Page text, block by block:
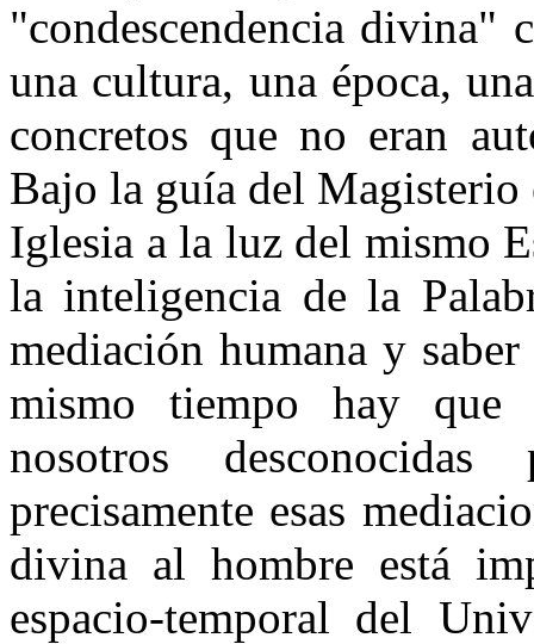
"condescendencia divina"
una cultura, una época,
concretos que no eran
Bajo la guía del Magisterio
Iglesia a la luz del mismo
la inteligencia de la
mediación humana y
mismo tiempo hay que
nosotros
precisamente esas
divina al hombre está
espacio-temporal del